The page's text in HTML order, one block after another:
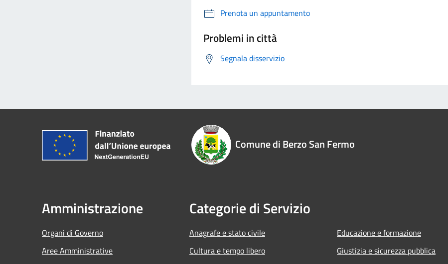
Prenota un appuntamento
Problemi in città
Segnala disservizio
Comune di Berzo San Fermo
Amministrazione
Organi di Governo
Aree Amministrative
Categorie di Servizio
Anagrafe e stato civile
Cultura e tempo libero
Educazione e formazione
Giustizia e sicurezza pubblica